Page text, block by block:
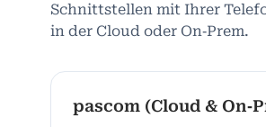
Schnittstellen mit Ihrer
in der Cloud oder On‑Prem.
pascom (Cloud &